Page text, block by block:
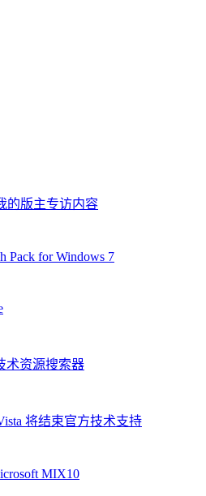
的版主专访内容
Pack for Windows 7
术资源搜索器
将结束官方技术支持
MIX10